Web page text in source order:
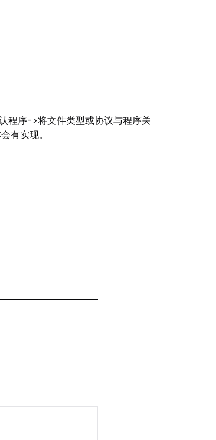
程序->将文件类型或协议与程序关
有实现。